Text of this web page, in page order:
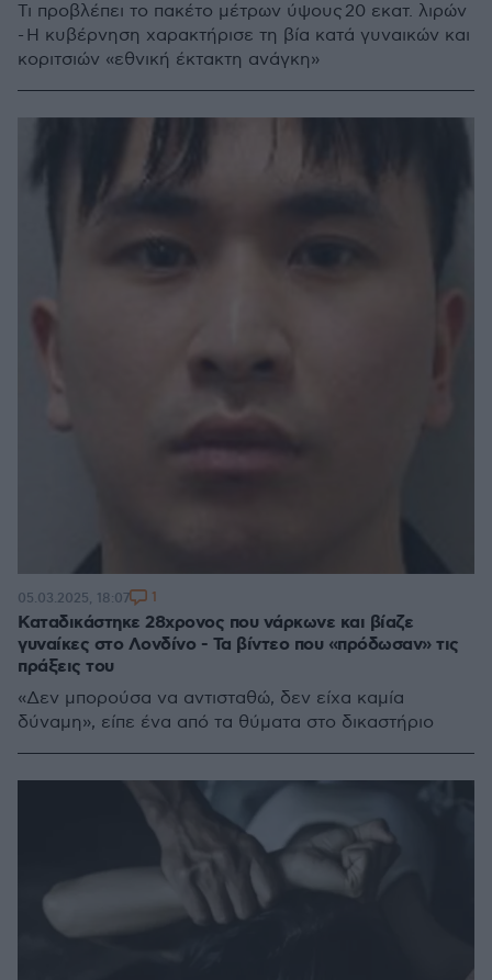
Τι προβλέπει το πακέτο μέτρων ύψους 20 εκατ. λιρών
- Η κυβέρνηση χαρακτήρισε τη βία κατά γυναικών και
κοριτσιών «εθνική έκτακτη ανάγκη»
Καταδικάστηκε 28χρονος που νάρκωνε και βίαζε
γυναίκες στο Λονδίνο - Τα βίντεο που «πρόδωσαν» τις
πράξεις του
«Δεν μπορούσα να αντισταθώ, δεν είχα καμία
δύναμη», είπε ένα από τα θύματα στο δικαστήριο
05.03.2025, 18:07 1